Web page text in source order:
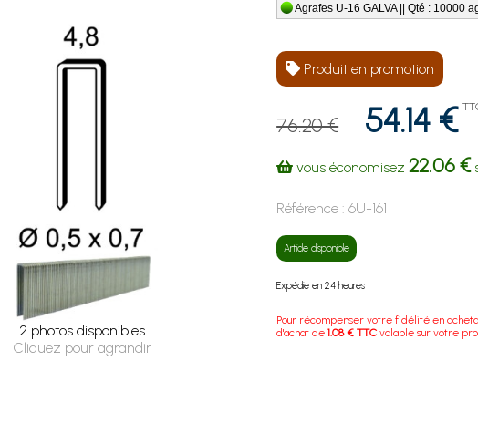
2 photos disponibles
Cliquez pour agrandir
Agrafes U-16 GALVA || Qté : 10000
Produit en promotion
76.20 € 54.14 €
vous économisez22.06 €
Référence :6U-161
Article disponible
Expédié en 24 heures
Pour récompenser votre fidélité en
d'achat de1.08 € TTC valable sur votre